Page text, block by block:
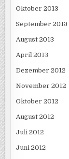
Oktober 2013
September 2013
August 2013
April 2013
Dezember 2012
November 2012
Oktober 2012
August 2012
Juli 2012
Juni 2012